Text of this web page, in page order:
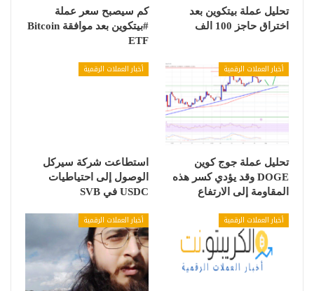
تحليل عملة بيتكوين بعد
اختراق حاجز 100 الف
كم سيصبح سعر عملة
#بيتكوين بعد موافقة Bitcoin
ETF
أخبار العملات الرقمية
تحليل عملة جوج كوين
DOGE وقد يؤدي كسر هذه
المقاومة إلى الارتفاع
أخبار العملات الرقمية
استطاعت شركة سيركل
الوصول إلى احتياطيات
USDC في SVB
أخبار العملات الرقمية أخبار العملات الرقمية